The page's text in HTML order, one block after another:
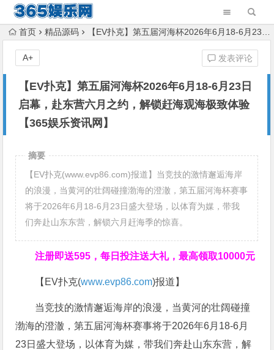
首页 精品源码 【EV扑克】第五届河海杯2026年6月18-6月23日启幕，赴东营六月之约，解锁赶海观海极致体验【365娱乐资讯网】
【EV扑克】第五届河海杯2026年6月18-6月23日
启幕，赴东营六月之约，解锁赶海观海极致体验
【365娱乐资讯网】
发表评论
A+
摘要
【EV扑克(www.evp86.com)报道】当竞技的激情邂逅海岸
的浪漫，当黄河的壮阔碰撞渤海的澄澈，第五届河海杯赛事
将于2026年6月18-6月23日盛大登场，以体育为媒，带我
们奔赴山东东营，解锁六月赶海季的惊喜。
注册即送595，每日投注送大礼，最高领取10000元
【EV扑克(www.evp86.com)报道】
当竞技的激情邂逅海岸的浪漫，当黄河的壮阔碰撞
渤海的澄澈，第五届河海杯赛事将于2026年6月18-6月
23日盛大登场，以体育为媒，带我们奔赴山东东营，解